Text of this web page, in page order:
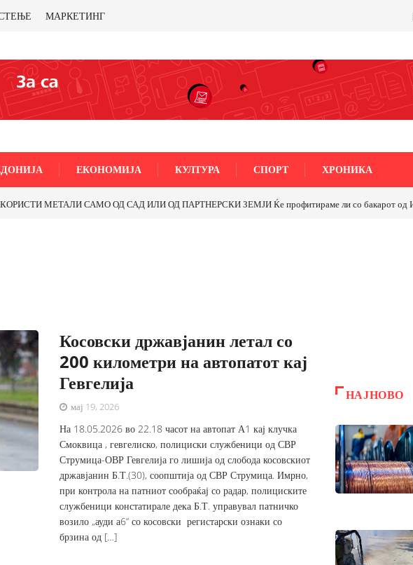
МАРКЕТИНГ
ЕКОНОМИЈА КУЛТУРА СПОРТ ХРОНИКА
МЕТАЛИ САМО ОД САД ИЛИ ОД ПАРТНЕРСКИ ЗЕМЈИ Ќе профитираме ли со бакарот од
Косовски државјанин летал со
200 километри на автопатот кај
Гевгелија
мај 19, 2026
На 18.05.2026 во 22.18 часот на автопат А1 кај клучка
Смоквица , гевгелиско, полициски службеници од СВР
Струмица-ОВР Гевгелија го лишија од слобода косовскиот
државјанин Б.Т.(30), соопштија од СВР Струмица. Имрно,
при контрола на патниот сообраќај со радар, полициските
службеници констатирале дека Б.Т. управувал патничко
возило „ауди а6“ со косовски регистарски ознаки со
брзина од […]
НАЈНОВО